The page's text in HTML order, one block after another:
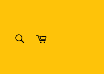
Warenkorb